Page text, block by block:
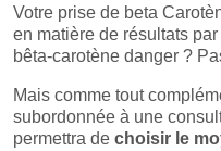
Votre prise de beta
en matière de résultats
bêta-carotène danger ?
Mais comme tout
subordonnée à une
permettra de choisir le